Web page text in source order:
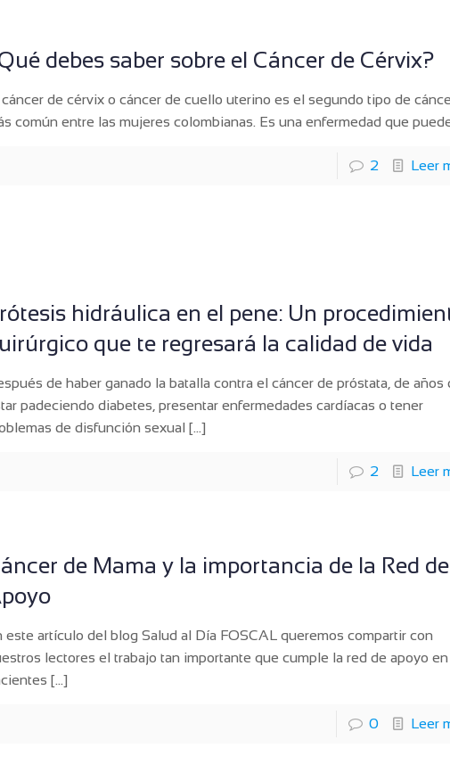
debes saber sobre el Cáncer de Cérvix?
cáncer de cérvix o cáncer de cuello uterino es el segundo tipo de
común entre las mujeres colombianas. Es una enfermedad que
2 Leer
hidráulica en el pene: Un
que te regresará la calidad de vida
de haber ganado la batalla contra el cáncer de próstata, de años
padeciendo diabetes, presentar enfermedades cardíacas o tener
de disfunción sexual […]
2 Leer
de Mama y la importancia de la Red de
este artículo del blog Salud al Día FOSCAL queremos compartir con
lectores el trabajo tan importante que cumple la red de apoyo en
[…]
0 Leer